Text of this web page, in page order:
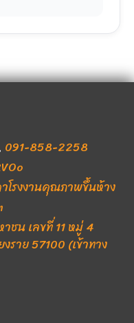
091-858-2258
โรงงานคุณภาพขึ้นห้าง
ชน เลขที่ 11 หมู่ 4
ราย 57100 (เข้าทาง